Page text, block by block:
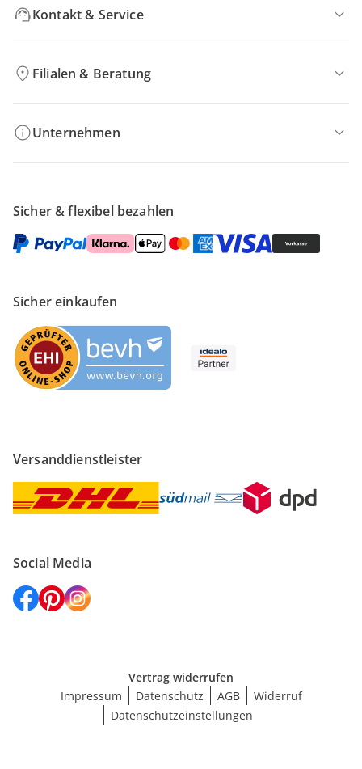
Kontakt & Service
Filialen & Beratung
Unternehmen
Sicher & flexibel bezahlen
Sicher einkaufen
Versanddienstleister
Social Media
Vertrag widerrufen
Impressum
Datenschutz AGB
Widerruf
Datenschutzeinstellungen